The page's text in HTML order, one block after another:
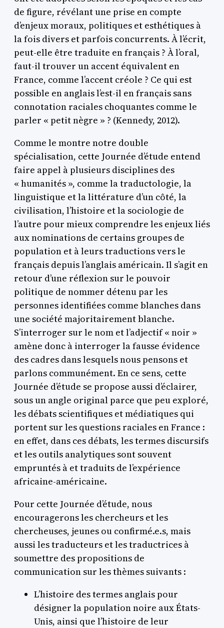
de figure, révélant une prise en compte
d’enjeux moraux, politiques et esthétiques à
la fois divers et parfois concurrents. À l’écrit,
peut-elle être traduite en français ? À l’oral,
faut-il trouver un accent équivalent en
France, comme l’accent créole ? Ce qui est
possible en anglais l’est-il en français sans
connotation raciales choquantes comme le
parler « petit nègre » ? (Kennedy, 2012).
Comme le montre notre double
spécialisation, cette Journée d’étude entend
faire appel à plusieurs disciplines des
« humanités », comme la traductologie, la
linguistique et la littérature d’un côté, la
civilisation, l’histoire et la sociologie de
l’autre pour mieux comprendre les enjeux liés
aux nominations de certains groupes de
population et à leurs traductions vers le
français depuis l’anglais américain. Il s’agit en
retour d’une réflexion sur le pouvoir
politique de nommer détenu par les
personnes identifiées comme blanches dans
une société majoritairement blanche.
S’interroger sur le nom et l’adjectif « noir »
amène donc à interroger la fausse évidence
des cadres dans lesquels nous pensons et
parlons communément. En ce sens, cette
Journée d’étude se propose aussi d’éclairer,
sous un angle original parce que peu exploré,
les débats scientifiques et médiatiques qui
portent sur les questions raciales en France :
en effet, dans ces débats, les termes discursifs
et les outils analytiques sont souvent
empruntés à et traduits de l’expérience
africaine-américaine.
Pour cette Journée d’étude, nous
encouragerons les chercheurs et les
chercheuses, jeunes ou confirmé.e.s, mais
aussi les traducteurs et les traductrices à
soumettre des propositions de
communication sur les thèmes suivants :
L’histoire des termes anglais pour
désigner la population noire aux États-
Unis, ainsi que l’histoire de leur